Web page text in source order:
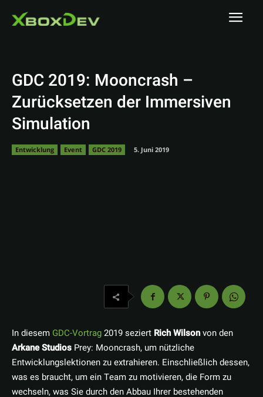
GDC 2019: Mooncrash –
Zurücksetzen der Immersiven
Simulation
Entwicklung Event GDC 2019 5. Juni 2019
In diesem GDC-Vortrag2019 seziert Rich Wilsonvon den
Arkane Studios Prey: Mooncrash, um nützliche
Entwicklungslektionen zu extrahieren. Einschließlich dessen,
was es braucht, um ein Team zu motivieren, die Form zu
wechseln, was Sie durch den Abbau Ihrer bestehenden